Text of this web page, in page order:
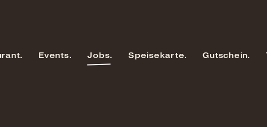
Events Jobs Speisekarte Gutschein